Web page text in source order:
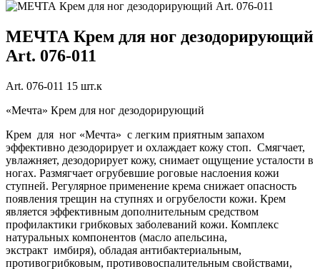
МЕЧТА Крем для ног дезодорирующий
Art. 076-011
Art. 076-011 15 шт.к
«Мечта» Крем для ног дезодорирующий
Крем для ног «Мечта» с легким приятным запахом
эффективно дезодорирует и охлаждает кожу стоп. Смягчает,
увлажняет, дезодорирует кожу, снимает ощущение усталости в
ногах. Размягчает огрубевшие роговые наслоения кожи
ступней. Регулярное применение крема снижает опасность
появления трещин на ступнях и огрубелости кожи. Крем
является эффективным дополнительным средством
профилактики грибковых заболеваний кожи. Комплекс
натуральных компонентов (масло апельсина,
экстракт имбиря), обладая антибактериальным,
противогрибковым, противовоспалительным свойствами,